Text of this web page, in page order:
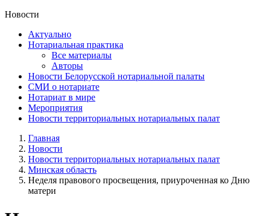
Новости
Актуально
Нотариальная практика
Все материалы
Авторы
Новости Белорусской нотариальной палаты
СМИ о нотариате
Нотариат в мире
Мероприятия
Новости территориальных нотариальных палат
Главная
Новости
Новости территориальных нотариальных палат
Минская область
Неделя правового просвещения, приуроченная ко Дню
матери